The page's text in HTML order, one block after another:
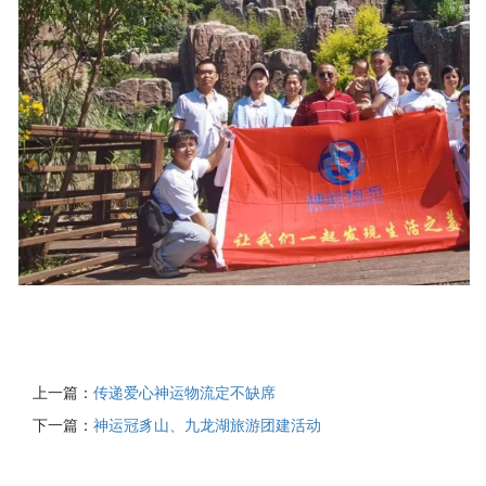
上一篇： 传递爱心神运物流定不缺席
下一篇： 神运冠豸山、九龙湖旅游团建活动